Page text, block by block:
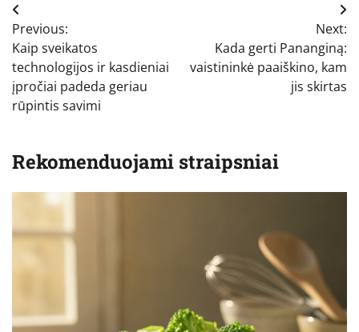
Navigacija
tarp
įrašų
Previous:
Kaip sveikatos
technologijos ir kasdieniai
įpročiai padeda geriau
rūpintis savimi
Next:
Kada gerti Pananginą:
vaistininkė paaiškino, kam
jis skirtas
Rekomenduojami straipsniai